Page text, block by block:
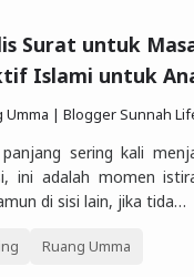
Surat untuk
Islami untuk
| Blogger Sunnah Lifestyle |
panjang sering kali
ini adalah momen
di sisi lain, jika tida…
Ruang Umma